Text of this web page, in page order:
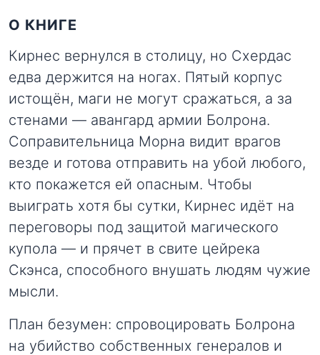
О КНИГЕ
Кирнес вернулся в столицу, но Схердас
едва держится на ногах. Пятый корпус
истощён, маги не могут сражаться, а за
стенами — авангард армии Болрона.
Соправительница Морна видит врагов
везде и готова отправить на убой любого,
кто покажется ей опасным. Чтобы
выиграть хотя бы сутки, Кирнес идёт на
переговоры под защитой магического
купола — и прячет в свите цейрека
Скэнса, способного внушать людям чужие
мысли.
План безумен: спровоцировать Болрона
на убийство собственных генералов и